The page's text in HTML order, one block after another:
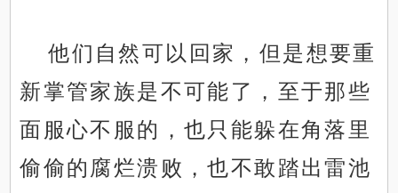
他们自然可以回家，但是想要重
新掌管家族是不可能了，至于那些
面服心不服的，也只能躲在角落里
偷偷的腐烂溃败，也不敢踏出雷池